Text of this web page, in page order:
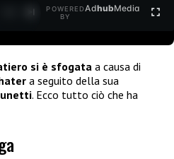
POWERED
BY
AdhubMedia
si è sfogata a causa di
a seguito della sua
. Ecco tutto ciò che ha